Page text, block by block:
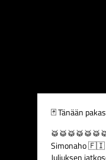
🃏 Tänään
Simonaho 🇫🇮